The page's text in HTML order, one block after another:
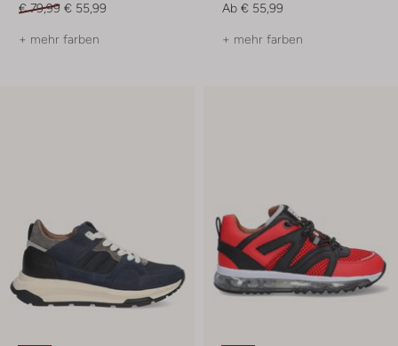
€ 79,99 € 55,99
+ mehr farben
Ab € 55,99
+ mehr farben